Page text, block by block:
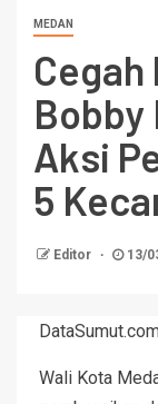
MEDAN
Bobby
Aksi
5
Editor 13/
Wali Kota